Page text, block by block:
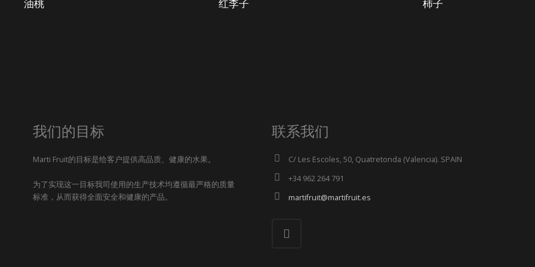
油桃 红李子 柿子
我们的目标
Marti Fruit的目标是给客户提供高品质、健康的水果。
为了实现这一目标我司使用的生产技术均遵循最严格的质量
标准，从而获得全面安全和健康的产品。
联系我们
C/ Les Escoles, 50, Quatretonda (Valencia). SPAIN
+34 962 264 791
martifruit@martifruit.es